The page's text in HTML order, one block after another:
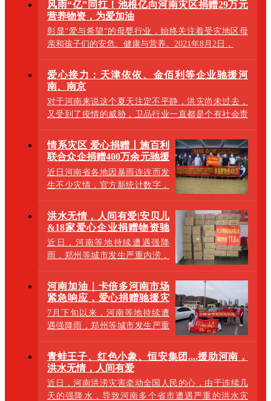
风雨“亿”同扛！池根亿向河南灾区捐赠29万元
营养物资，为爱加油
彰显“爱与希望“的母婴行业，始终关注着受灾地区母
亲和孩子们的安危、健康与营养。2021年8月2日，
爱心接力：天津依依、金佰利等企业驰援河
南、南京
对于河南来说这个夏天注定不平静，洪灾尚未过去，
又受到了疫情的威胁，卫品行业一直都是个有社会责
情系灾区 爱心捐赠丨施百利
联合众企捐赠400万余元驰援
河南
近日河南省各地因暴雨连连而发
生不少灾情，官方新统计数字，
灾害已致3
洪水无情，人间有爱|安贝儿
&18家爱心企业捐赠物资驰
援河南
近日，河南等地持续遭遇强降
雨，郑州等城市发生严重内涝，
防汛形势十分
河南加油｜卡倍多河南市场
紧急响应，爱心捐赠驰援灾
区！
7月下旬以来，河南等地持续遭
遇强降雨，郑州等城市发生严重
损失，防汛形
青蛙王子、红色小象、恒安集团....援助河南，
洪水无情，人间有爱
近日，河南洪涝灾害牵动全国人民的心，由于连续几
天的强降水，导致河南多个省市遭遇严重的洪水灾